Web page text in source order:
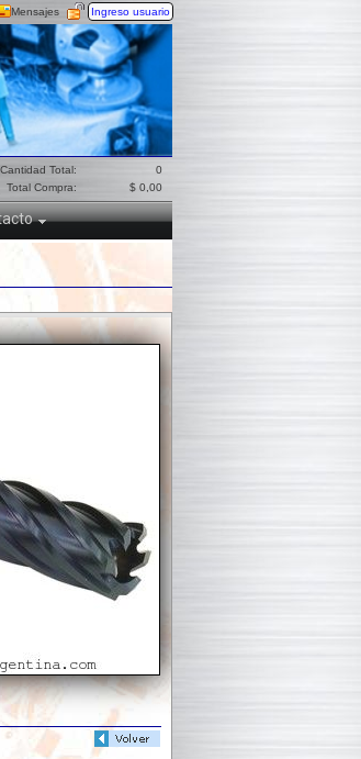
Mensajes Ingreso usuario
0
$ 0,00
Cantidad Total:
Total Compra: